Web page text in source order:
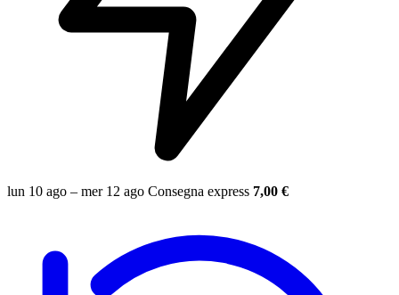
lun 10 ago – mer 12 ago Consegna express 7,00 €